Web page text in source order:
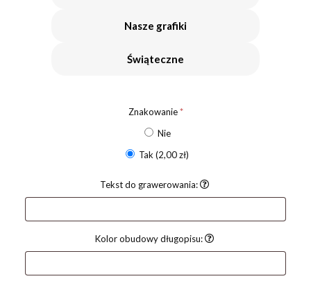
Nasze grafiki
Świąteczne
Znakowanie*
Nie
Tak(2,00 zł)
Tekst do grawerowania:
Kolor obudowy długopisu: